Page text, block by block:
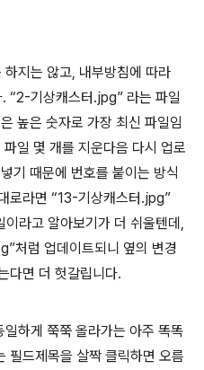
지는 않고, 내부방침에 따라
“2-기상캐스터.jpg” 라는 파일
높은 숫자로 가장 최신 파일임
일 몇 개를 지운다음 다시 업로
기 때문에 번호를 붙이는 방식
로라면 “13-기상캐스터.jpg”
라고 알아보기가 더 쉬울텐데,
처럼 업데이트되니 옆의 변경
다면 더 헛갈립니다.
하게 쭉쭉 올라가는 아주 똑똑
필드제목을 살짝 클릭하면 오름